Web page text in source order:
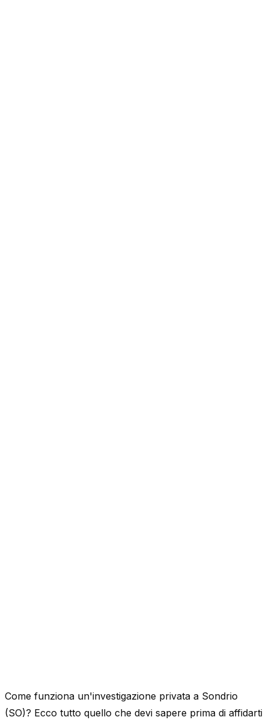
Come funziona un'investigazione privata a Sondrio
(SO)? Ecco tutto quello che devi sapere prima di affidarti